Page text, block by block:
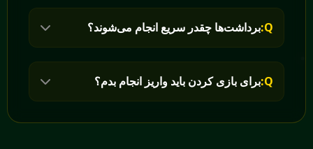
Q: برداشت‌ها چقدر سریع انجام می‌شوند؟
Q: برای بازی کردن باید واریز انجام بدم؟